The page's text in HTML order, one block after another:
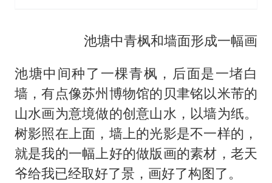
池塘中青枫和墙面形成一幅画
池塘中间种了一棵青枫，后面是一堵白
墙，有点像苏州博物馆的贝聿铭以米芾的
山水画为意境做的创意山水，以墙为纸。
树影照在上面，墙上的光影是不一样的，
就是我的一幅上好的做版画的素材，老天
爷给我已经取好了景，画好了构图了。